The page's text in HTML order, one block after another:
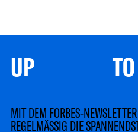
UP
MIT DEM FORBES-
REGELMÄSSIG DIE